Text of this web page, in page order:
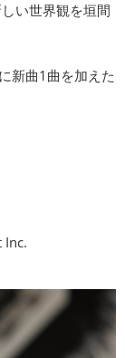
い世界観を垣間
新曲1曲を加えた
Inc.